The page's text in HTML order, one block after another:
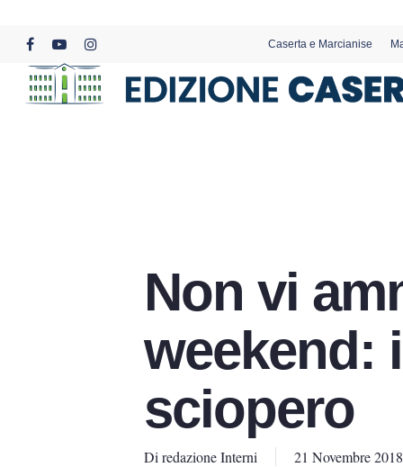
content
facebookyoutubeinstagram
Caserta e Marcianise
Non vi
weekend:
sciopero
Di redazione Interni 21 Novembre 2018